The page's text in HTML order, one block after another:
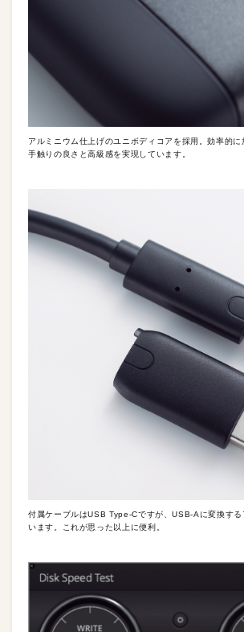
アルミニウム仕上げのユニボディコアを採用。効率的に
手触りの良さと高級感を実現しています。
付属ケーブルはUSB Type-Cですが、USB-Aに変換する
います。これが思った以上に便利。